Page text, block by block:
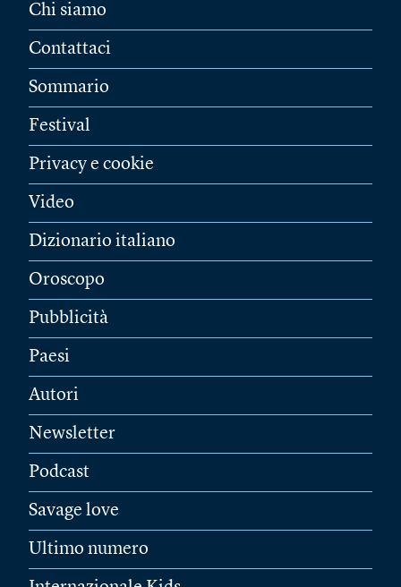
Chi siamo
Contattaci
Sommario
Festival
Privacy e cookie
Video
Dizionario italiano
Oroscopo
Pubblicità
Paesi
Autori
Newsletter
Podcast
Savage love
Ultimo numero